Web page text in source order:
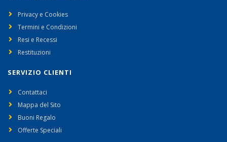
Privacy e Cookies
Termini e Condizioni
Resi e Recessi
Restituzioni
SERVIZIO CLIENTI
Contattaci
Mappa del Sito
Buoni Regalo
Offerte Speciali